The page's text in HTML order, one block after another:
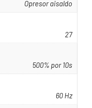
Opresor aisaldo
27
500% por 10s
60 Hz